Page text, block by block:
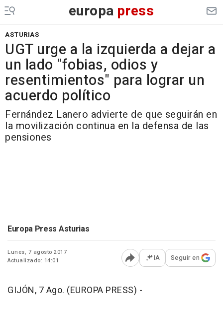
europa press
ASTURIAS
UGT urge a la izquierda a dejar a
un lado "fobias, odios y
resentimientos" para lograr un
acuerdo político
Fernández Lanero advierte de que seguirán en
la movilización continua en la defensa de las
pensiones
Europa Press Asturias
Lunes, 7 agosto 2017
Actualizado: 14:01
Abrir opciones para
IA Seguir en
GIJÓN, 7 Ago. (EUROPA PRESS) -